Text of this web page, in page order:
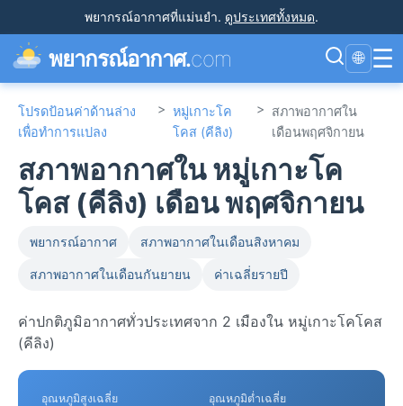
พยากรณ์อากาศที่แม่นยำ. ดูประเทศทั้งหมด.
พยากรณ์อากาศ.com 🌐 ☰
โปรดป้อนค่าด้านล่าง
เพื่อทำการแปลง
> หมู่เกาะโค
โคส (คีลิง)
> สภาพอากาศใน
เดือนพฤศจิกายน
สภาพอากาศใน หมู่เกาะโค
โคส (คีลิง) เดือน พฤศจิกายน
พยากรณ์อากาศ สภาพอากาศในเดือนสิงหาคม
สภาพอากาศในเดือนกันยายน ค่าเฉลี่ยรายปี
ค่าปกติภูมิอากาศทั่วประเทศจาก 2 เมืองใน หมู่เกาะโคโคส
(คีลิง)
อุณหภูมิสูงเฉลี่ย อุณหภูมิต่ำเฉลี่ย